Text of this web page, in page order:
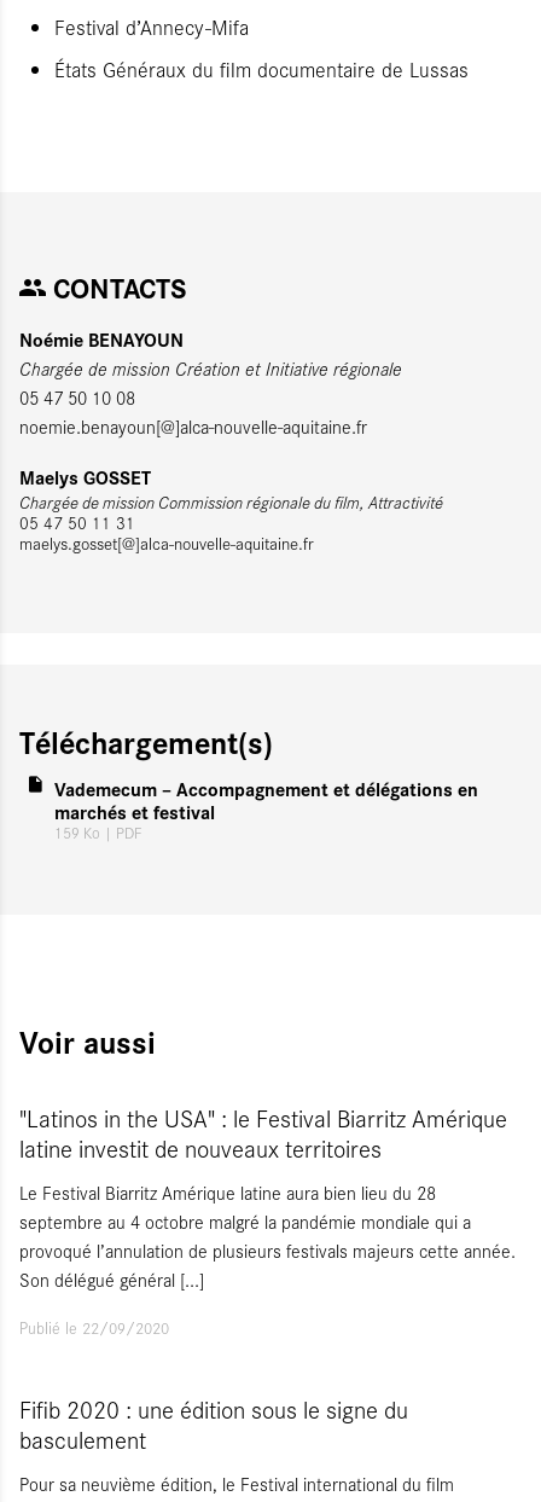
Festival d’Annecy-Mifa
États Généraux du film documentaire de Lussas
CONTACTS
Noémie BENAYOUN
Chargée de mission Création et Initiative régionale
05 47 50 10 08
noemie.benayoun[@]alca-nouvelle-aquitaine.fr
Maelys GOSSET
Chargée de mission Commission régionale du film, Attractivité
05 47 50 11 31
maelys.gosset[@]alca-nouvelle-aquitaine.fr
Téléchargement(s)
Vademecum – Accompagnement et délégations en
marchés et festival
159 Ko | PDF
Voir aussi
"Latinos in the USA" : le Festival Biarritz Amérique
latine investit de nouveaux territoires
Le Festival Biarritz Amérique latine aura bien lieu du 28
septembre au 4 octobre malgré la pandémie mondiale qui a
provoqué l’annulation de plusieurs festivals majeurs cette année.
Son délégué général [...]
Publié le 22/09/2020
Fifib 2020 : une édition sous le signe du
basculement
Pour sa neuvième édition, le Festival international du film